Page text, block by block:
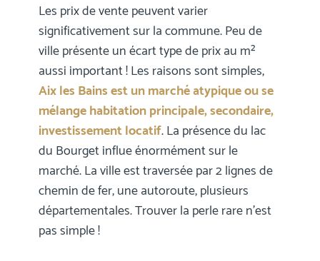
Les prix de vente peuvent varier
significativement sur la commune. Peu de
ville présente un écart type de prix au m²
aussi important ! Les raisons sont simples,
Aix les Bains est un marché atypique ou se
mélange habitation principale, secondaire,
investissement locatif. La présence du lac
du Bourget influe énormément sur le
marché. La ville est traversée par 2 lignes de
chemin de fer, une autoroute, plusieurs
départementales. Trouver la perle rare n’est
pas simple !